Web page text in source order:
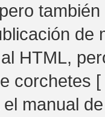
de
HTML,
corchetes
manual